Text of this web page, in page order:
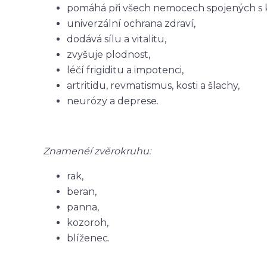
pomáhá při všech nemocech spojených s
univerzální ochrana zdraví,
dodává sílu a vitalitu,
zvyšuje plodnost,
léčí frigiditu a impotenci,
artritidu, revmatismus, kosti a šlachy,
neurózy a deprese.
Znamenéí zvěrokruhu:
rak,
beran,
panna,
kozoroh,
blíženec.